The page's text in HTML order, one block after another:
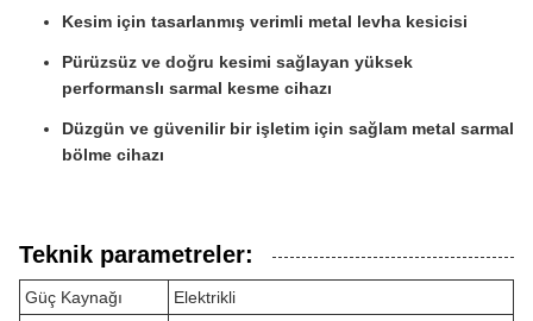
Kesim için tasarlanmış verimli metal levha kesicisi
Pürüzsüz ve doğru kesimi sağlayan yüksek
performanslı sarmal kesme cihazı
Düzgün ve güvenilir bir işletim için sağlam metal sarmal
bölme cihazı
Teknik parametreler:
Güç Kaynağı
Elektrikli